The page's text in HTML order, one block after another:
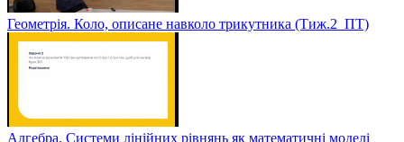
Геометрія. Коло, описане навколо трикутника (Тиж.2_ПТ)
Алгебра. Системи лінійних рівнянь як математичні моделі